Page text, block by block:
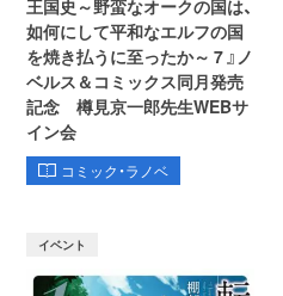
王国史～野蛮なオークの国は、
如何にして平和なエルフの国
を焼き払うに至ったか～ 7 』ノ
ベルス＆コミックス同月発売
記念 樽見京一郎先生WEBサ
イン会
コミック・ラノベ
イベント